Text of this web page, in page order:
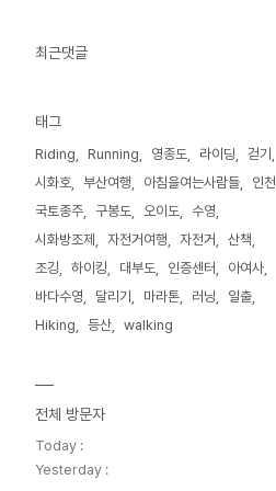
최근댓글
태그
Riding Running 영종도 라이딩
걷기
시화호
부산여행 아침을여는사람들
인천
국토종주
구봉도 오이도
수영
시화방조제
자전거여행 자전거
산책
조깅
하이킹 대부도 인증센터
아여사
바다수영
달리기 마라톤 러닝
일출
Hiking
등산 walking
전체 방문자
Today :
Yesterday :